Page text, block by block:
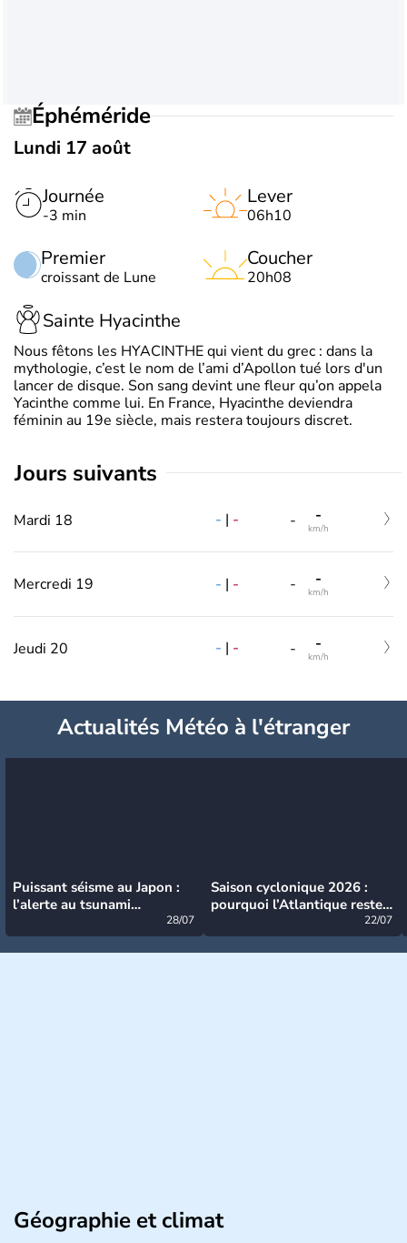
Éphéméride
Lundi 17 août
Journée
-3 min
Premier
croissant de Lune
Lever
06h10
Coucher
20h08
Sainte Hyacinthe
Nous fêtons les HYACINTHE qui vient du grec : dans la
mythologie, c’est le nom de l’ami d’Apollon tué lors d'un
lancer de disque. Son sang devint une fleur qu’on appela
Yacinthe comme lui. En France, Hyacinthe deviendra
féminin au 19e siècle, mais restera toujours discret.
jours suivants
Mardi 18 - | - - -
km/h
Mercredi 19 - | - - -
km/h
Jeudi 20 - | - - -
km/h
Actualités Météo à l'étranger
Puissant séisme au Japon :
l’alerte au tsunami
28/07
Saison cyclonique 2026 :
pourquoi l’Atlantique reste
22/07
Géographie et climat